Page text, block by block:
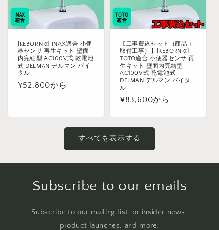
[REBORN α] INAX適合 小便
器センサ 再生キット 壁面
内完結型 AC100V式 乾電池
式 DELMAN デルマン バイ
タル
通
¥52,800から
【工事費込セット（商品＋
取付工事）】[REBORN α]
TOTO適合 小便器センサ 再
生キット 壁面内完結型
AC100V式 乾電池式
DELMAN デルマン バイタ
ル
通
格
¥83,600から
すべてを表示する
Subscribe to our emails
Subscribe to our mailing list for insider news,
product launches, and more.